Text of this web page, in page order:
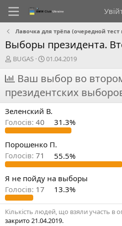
Лавочка для трёпа (очередной тест
Выборы президента.
А
т
о
р
т
е
м
и
BUGAS
Д
т
а
с
т
в
р
н
я
01.04.2019
Ваш выбор во
президентских
Зеленский В.
Голосів: 40 31.3%
Порошенко П.
Голосів: 71 55.5%
Я не пойду на выборы
Голосів: 17 13.3%
Кількість людей, що взяли участь в
закрито21.04.2019.